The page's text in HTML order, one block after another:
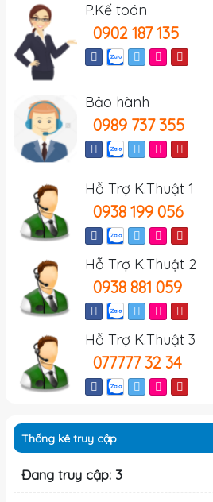
P.Kế toán
0902 187 135
Bảo hành
0989 737 355
Hỗ Trợ K.Thuật 1
0938 199 056
Hỗ Trợ K.Thuật 2
0938 881 059
Hỗ Trợ K.Thuật 3
077777 32 34
Thống kê truy cập
Đang truy cập: 3